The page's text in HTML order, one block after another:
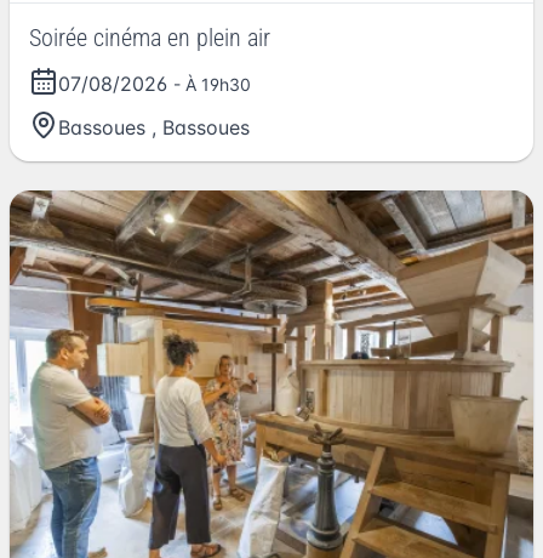
Soirée cinéma en plein air
07/08/2026 - À 19h30
Bassoues , Bassoues